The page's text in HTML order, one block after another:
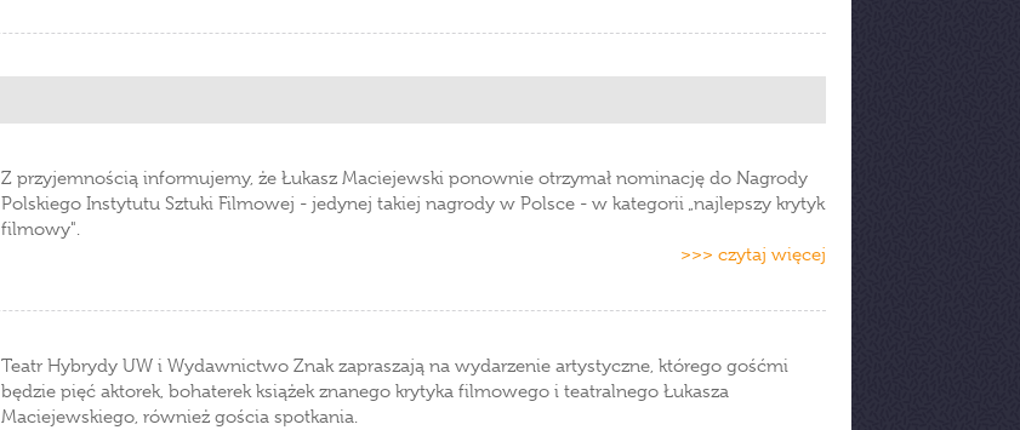
Z przyjemnością informujemy, że Łukasz Maciejewski ponownie otrzymał nominację do Nagrody
Polskiego Instytutu Sztuki Filmowej - jedynej takiej nagrody w Polsce - w kategorii „najlepszy krytyk
filmowy".
>>> czytaj więcej
Teatr Hybrydy UW i Wydawnictwo Znak zapraszają na wydarzenie artystyczne, którego gośćmi
będzie pięć aktorek, bohaterek książek znanego krytyka filmowego i teatralnego Łukasza
Maciejewskiego, również gościa spotkania.